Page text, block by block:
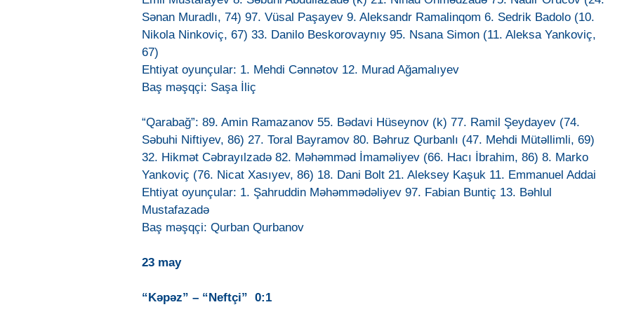
Sənan Muradlı, 74) 97. Vüsal Paşayev 9. Aleksandr Ramalinqom 6. Sedrik Badolo (10.
Nikola Ninkoviç, 67) 33. Danilo Beskorovaynıy 95. Nsana Simon (11. Aleksa Yankoviç,
67)
Ehtiyat oyunçular: 1. Mehdi Cənnətov 12. Murad Ağamalıyev
Baş məşqçi: Saşa İliç
“Qarabağ”: 89. Amin Ramazanov 55. Bədavi Hüseynov (k) 77. Ramil Şeydayev (74.
Səbuhi Niftiyev, 86) 27. Toral Bayramov 80. Bəhruz Qurbanlı (47. Mehdi Mütəllimli, 69)
32. Hikmət Cəbrayılzadə 82. Məhəmməd İmaməliyev (66. Hacı İbrahim, 86) 8. Marko
Yankoviç (76. Nicat Xasıyev, 86) 18. Dani Bolt 21. Aleksey Kaşuk 11. Emmanuel Addai
Ehtiyat oyunçular: 1. Şahruddin Məhəmmədəliyev 97. Fabian Buntiç 13. Bəhlul
Mustafazadə
Baş məşqçi: Qurban Qurbanov
23 may
“Kəpəz” – “Neftçi” 0:1